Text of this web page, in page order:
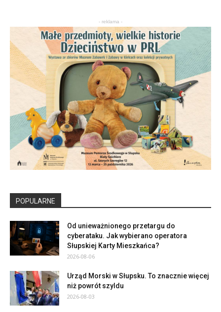
- reklama -
POPULARNE
Od unieważnionego przetargu do
cyberataku. Jak wybierano operatora
Słupskiej Karty Mieszkańca?
2026-08-06
Urząd Morski w Słupsku. To znacznie więcej
niż powrót szyldu
2026-08-03